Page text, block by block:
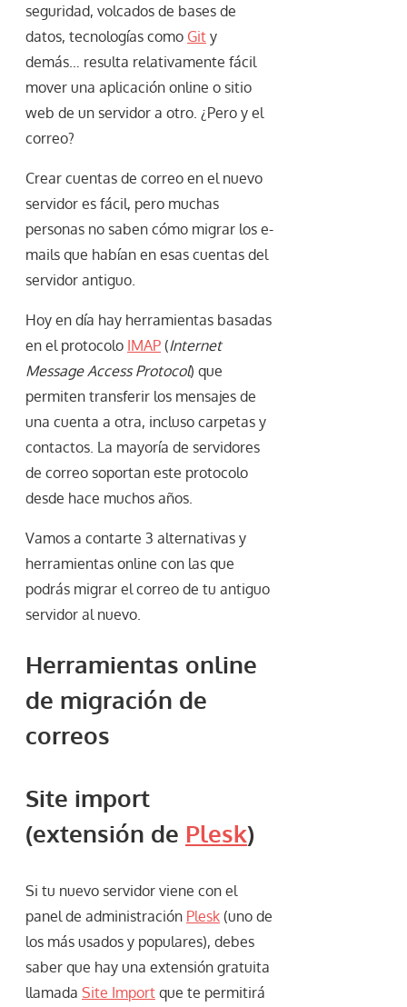
seguridad, volcados de bases de
datos, tecnologías como Git y
demás… resulta relativamente fácil
mover una aplicación online o sitio
web de un servidor a otro. ¿Pero y el
correo?
Crear cuentas de correo en el nuevo
servidor es fácil, pero muchas
personas no saben cómo migrar los e-
mails que habían en esas cuentas del
servidor antiguo.
Hoy en día hay herramientas basadas
en el protocolo IMAP (Internet
Message Access Protocol) que
permiten transferir los mensajes de
una cuenta a otra, incluso carpetas y
contactos. La mayoría de servidores
de correo soportan este protocolo
desde hace muchos años.
Vamos a contarte 3 alternativas y
herramientas online con las que
podrás migrar el correo de tu antiguo
servidor al nuevo.
Herramientas online
de migración de
correos
Site import
(extensión de Plesk)
Si tu nuevo servidor viene con el
panel de administración Plesk (uno de
los más usados y populares), debes
saber que hay una extensión gratuita
llamada Site Import que te permitirá